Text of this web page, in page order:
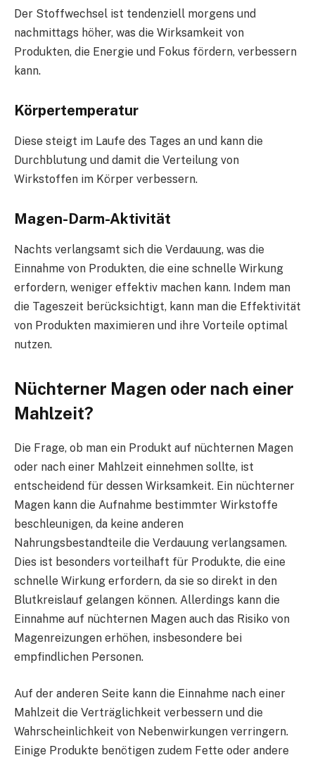
Der Stoffwechsel ist tendenziell morgens und
nachmittags höher, was die Wirksamkeit von
Produkten, die Energie und Fokus fördern, verbessern
kann.
Körpertemperatur
Diese steigt im Laufe des Tages an und kann die
Durchblutung und damit die Verteilung von
Wirkstoffen im Körper verbessern.
Magen-Darm-Aktivität
Nachts verlangsamt sich die Verdauung, was die
Einnahme von Produkten, die eine schnelle Wirkung
erfordern, weniger effektiv machen kann. Indem man
die Tageszeit berücksichtigt, kann man die Effektivität
von Produkten maximieren und ihre Vorteile optimal
nutzen.
Nüchterner Magen oder nach einer
Mahlzeit?
Die Frage, ob man ein Produkt auf nüchternen Magen
oder nach einer Mahlzeit einnehmen sollte, ist
entscheidend für dessen Wirksamkeit. Ein nüchterner
Magen kann die Aufnahme bestimmter Wirkstoffe
beschleunigen, da keine anderen
Nahrungsbestandteile die Verdauung verlangsamen.
Dies ist besonders vorteilhaft für Produkte, die eine
schnelle Wirkung erfordern, da sie so direkt in den
Blutkreislauf gelangen können. Allerdings kann die
Einnahme auf nüchternen Magen auch das Risiko von
Magenreizungen erhöhen, insbesondere bei
empfindlichen Personen.
Auf der anderen Seite kann die Einnahme nach einer
Mahlzeit die Verträglichkeit verbessern und die
Wahrscheinlichkeit von Nebenwirkungen verringern.
Einige Produkte benötigen zudem Fette oder andere